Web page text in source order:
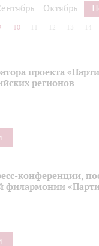
Октябрь
10 12 13 14
проекта
регионов
конференции,
филармонии